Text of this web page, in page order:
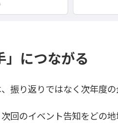
」につながる
振り返りではなく次年度の
回のイベント告知をどの